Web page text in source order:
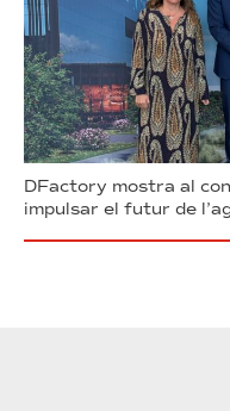
DFactory mostra al
impulsar el futur de